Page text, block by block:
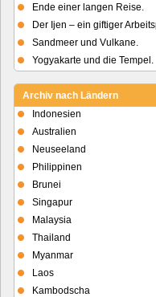
Ende einer langen Reise.
Der Ijen – ein giftiger
Sandmeer und Vulkane.
Yogyakarte und die Tempel.
Archiv nach Ländern
Indonesien
Australien
Neuseeland
Philippinen
Brunei
Singapur
Malaysia
Thailand
Myanmar
Laos
Kambodscha